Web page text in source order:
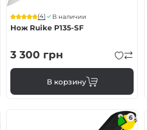
(4) В наличии
Нож Ruike P135-SF
3 300 грн
В корзину
6